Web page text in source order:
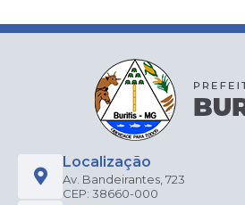
Localização
Av. Bandeirantes, 723
CEP: 38660-000